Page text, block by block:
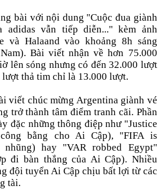
bài với nội dung "Cuộc đua giành
adidas vẫn tiếp diễn..." kèm ảnh
và Halaand vào khoảng 8h sáng
Bài viết nhận về hơn 75.000
lên sóng nhưng có đến 32.000 lượt
thả tim chỉ là 13.000 lượt.
viết chúc mừng Argentina giành vé
trở thành tâm điểm tranh cãi. Phần
đặc những thông điệp như "Justice
bằng cho Ai Cập), "FIFA is
nhũng) hay "VAR robbed Egypt"
đi bàn thắng của Ai Cập). Nhiều
đội tuyển Ai Cập chịu bất lợi từ các
tài.